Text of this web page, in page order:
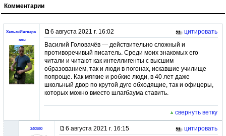
Комментарии
ХельгиИнгварс
сон
6 августа 2021 г. 16:02
цитировать
Василий Головачёв — действительно сложный и
противоречивый писатель. Среди моих знакомых его
читали и читают как интеллигенты с высшим
образованием, так и люди в погонах, искавшие училище
попроще. Как мягкие и робкие люди, в 40 лет даже
школьный двор по крутой дуге обходящие, так и офицеры,
которых можно вместо шлагбаума ставить.
свернуть ветку
240580 6 августа 2021 г. 16:15 цитировать